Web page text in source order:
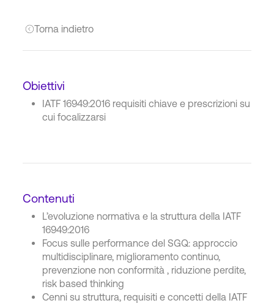
Torna indietro
Obiettivi
IATF 16949:2016 requisiti chiave e prescrizioni su
cui focalizzarsi
Contenuti
L’evoluzione normativa e la struttura della IATF
16949:2016
Focus sulle performance del SGQ: approccio
multidisciplinare, miglioramento continuo,
prevenzione non conformità , riduzione perdite,
risk based thinking
Cenni su struttura, requisiti e concetti della IATF